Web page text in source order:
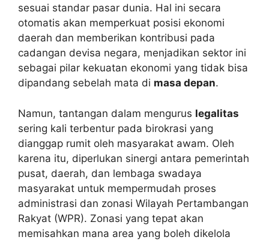
sesuai standar pasar dunia. Hal ini secara
otomatis akan memperkuat posisi ekonomi
daerah dan memberikan kontribusi pada
cadangan devisa negara, menjadikan sektor ini
sebagai pilar kekuatan ekonomi yang tidak bisa
dipandang sebelah mata di masa depan.
Namun, tantangan dalam mengurus legalitas
sering kali terbentur pada birokrasi yang
dianggap rumit oleh masyarakat awam. Oleh
karena itu, diperlukan sinergi antara pemerintah
pusat, daerah, dan lembaga swadaya
masyarakat untuk mempermudah proses
administrasi dan zonasi Wilayah Pertambangan
Rakyat (WPR). Zonasi yang tepat akan
memisahkan mana area yang boleh dikelola